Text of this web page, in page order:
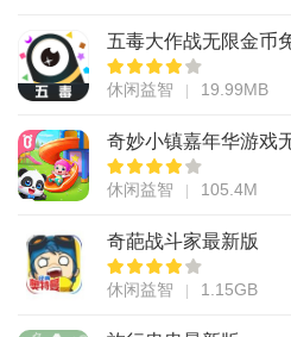
五毒大作战无限金币
休闲益智 19.99MB
奇妙小镇嘉年华游戏
休闲益智 105.4M
奇葩战斗家最新版
休闲益智 1.15GB